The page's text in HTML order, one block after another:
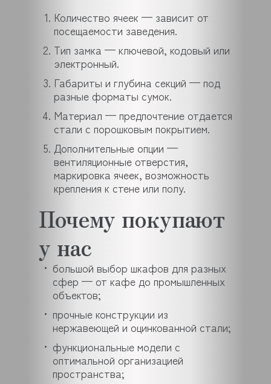
Количество ячеек — зависит от
посещаемости заведения.
Тип замка — ключевой, кодовый или
электронный.
Габариты и глубина секций — под
разные форматы сумок.
Материал — предпочтение отдается
стали с порошковым покрытием.
Дополнительные опции —
вентиляционные отверстия,
маркировка ячеек, возможность
крепления к стене или полу.
Почему покупают
у нас
большой выбор шкафов для разных
сфер — от кафе до промышленных
объектов;
прочные конструкции из
нержавеющей и оцинкованной стали;
функциональные модели с
оптимальной организацией
пространства;